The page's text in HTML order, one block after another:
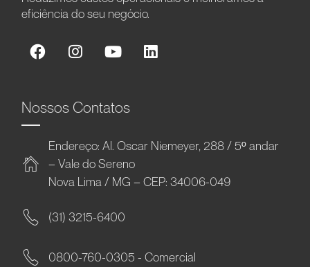
eficiência do seu negócio.
Nossos Contatos
Endereço: Al. Oscar Niemeyer, 288 / 5º andar
– Vale do Sereno
Nova Lima / MG – CEP: 34006-049
(31) 3215-6400
0800-760-0305 - Comercial